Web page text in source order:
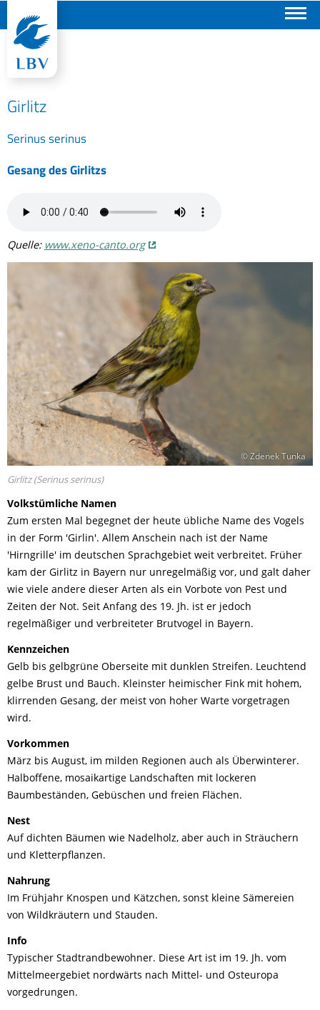
Girlitz
Serinus serinus
Gesang des Girlitzs
Quelle: www.xeno-canto.org
© Zdenek Tunka
Girlitz (Serinus serinus)
Volkstümliche Namen
Zum ersten Mal begegnet der heute übliche Name des Vogels
in der Form 'Girlin'. Allem Anschein nach ist der Name
'Hirngrille' im deutschen Sprachgebiet weit verbreitet. Früher
kam der Girlitz in Bayern nur unregelmäßig vor, und galt daher
wie viele andere dieser Arten als ein Vorbote von Pest und
Zeiten der Not. Seit Anfang des 19. Jh. ist er jedoch
regelmäßiger und verbreiteter Brutvogel in Bayern.
Kennzeichen
Gelb bis gelbgrüne Oberseite mit dunklen Streifen. Leuchtend
gelbe Brust und Bauch. Kleinster heimischer Fink mit hohem,
klirrenden Gesang, der meist von hoher Warte vorgetragen
wird.
Vorkommen
März bis August, im milden Regionen auch als Überwinterer.
Halboffene, mosaikartige Landschaften mit lockeren
Baumbeständen, Gebüschen und freien Flächen.
Nest
Auf dichten Bäumen wie Nadelholz, aber auch in Sträuchern
und Kletterpflanzen.
Nahrung
Im Frühjahr Knospen und Kätzchen, sonst kleine Sämereien
von Wildkräutern und Stauden.
Info
Typischer Stadtrandbewohner. Diese Art ist im 19. Jh. vom
Mittelmeergebiet nordwärts nach Mittel- und Osteuropa
vorgedrungen.